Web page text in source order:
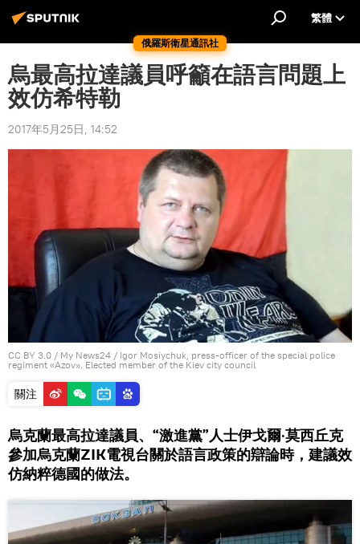
俄羅斯衛星通訊社
繁體
烏最高拉達議員呼籲在語言問題上
效仿希特勒
2017年5月25日, 14:52
CC BY 3.0 / My News24 / Igor Mosiychuk, press-officer of the special police
regiment «Azov». Elected member of the Kiev city council
關注
烏克蘭最高拉達議員、“激進黨”人士伊戈爾·莫西丘克
參加烏克蘭ZIK電視台關於語言政策的辯論時，建議效
仿納粹德國的做法。